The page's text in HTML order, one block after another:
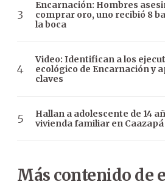
Encarnación: Hombres
comprar oro, uno recibió 8
la boca
Video: Identifican a los
ecológico de Encarnación y
claves
Hallan a adolescente de 14
vivienda familiar en Caazapá
Más contenido de